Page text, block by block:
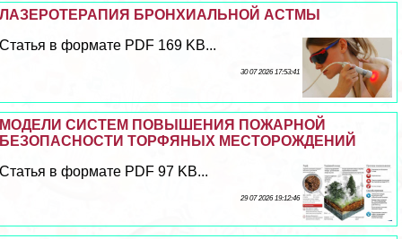
ЛАЗЕРОТЕРАПИЯ БРОНХИАЛЬНОЙ АСТМЫ
Статья в формате PDF 169 KB...
30 07 2026 17:53:41
МОДЕЛИ СИСТЕМ ПОВЫШЕНИЯ ПОЖАРНОЙ
БЕЗОПАСНОСТИ ТОРФЯНЫХ МЕСТОРОЖДЕНИЙ
Статья в формате PDF 97 KB...
29 07 2026 19:12:46